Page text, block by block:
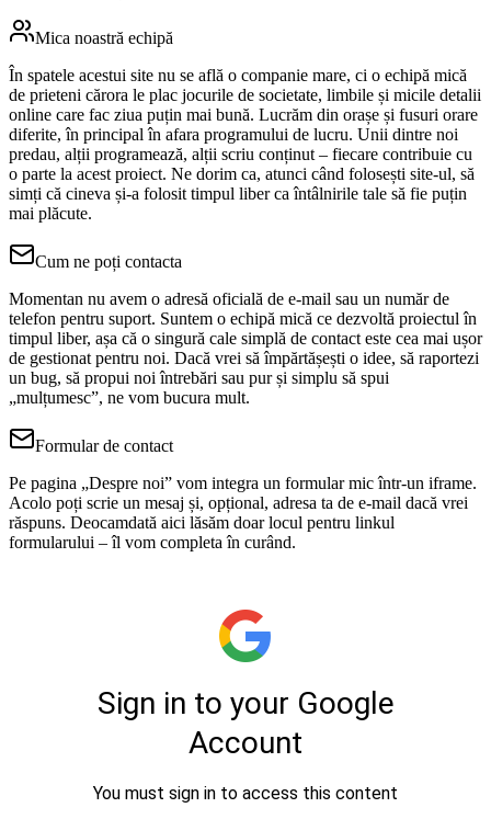
Mica noastră echipă
În spatele acestui site nu se află o companie mare, ci o echipă mică
de prieteni cărora le plac jocurile de societate, limbile și micile detalii
online care fac ziua puțin mai bună. Lucrăm din orașe și fusuri orare
diferite, în principal în afara programului de lucru. Unii dintre noi
predau, alții programează, alții scriu conținut – fiecare contribuie cu
o parte la acest proiect. Ne dorim ca, atunci când folosești site‑ul, să
simți că cineva și‑a folosit timpul liber ca întâlnirile tale să fie puțin
mai plăcute.
Cum ne poți contacta
Momentan nu avem o adresă oficială de e‑mail sau un număr de
telefon pentru suport. Suntem o echipă mică ce dezvoltă proiectul în
timpul liber, așa că o singură cale simplă de contact este cea mai ușor
de gestionat pentru noi. Dacă vrei să împărtășești o idee, să raportezi
un bug, să propui noi întrebări sau pur și simplu să spui
„mulțumesc”, ne vom bucura mult.
Formular de contact
Pe pagina „Despre noi” vom integra un formular mic într‑un iframe.
Acolo poți scrie un mesaj și, opțional, adresa ta de e‑mail dacă vrei
răspuns. Deocamdată aici lăsăm doar locul pentru linkul
formularului – îl vom completa în curând.